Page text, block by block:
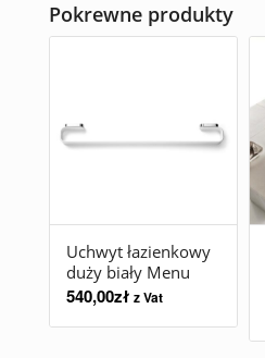
Pokrewne produkty
Uchwyt łazienkowy
duży biały Menu
540,00zł z Vat